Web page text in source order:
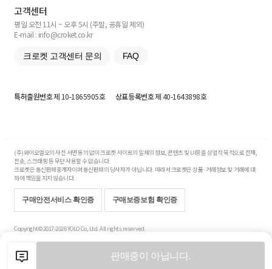
판매중이 아닙니다.
고객센터
평일 오전 11시 ~ 오후 5시 (주말, 공휴일 제외)
E-mail : info@croket.co.kr
크로켓 고객센터 문의 FAQ
특허출원번호제 10-1865905호 상표등록번호제 40-1643898호
(주)와이오엘오의 사전 서면 동의 없이 크로켓 사이트의 일체의 정보, 콘텐츠 및 UI등을 상업적 목적으로 전재,
전송, 스크래핑 등 무단 사용할 수 없습니다.
크로켓은 통신판매중개자이며 통신판매의 당사자가 아닙니다. 따라서 크로켓은 상품·거래정보 및 거래에 대
하여 책임을 지지 않습니다.
구매안전서비스 확인증 구매보증보험 확인증
Copyright© 2017-2026 YOLO Co, Ltd. All rights reserved.